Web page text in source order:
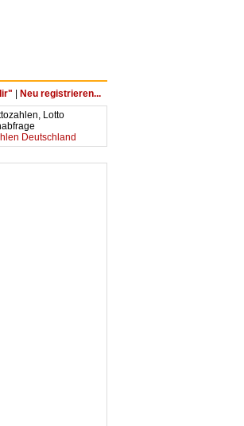
Neu registrieren...
Lotto
Deutschland